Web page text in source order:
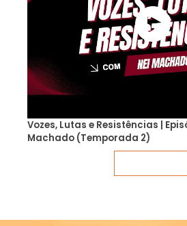
Vozes, Lutas e Resistências |
Machado (Temporada 2)